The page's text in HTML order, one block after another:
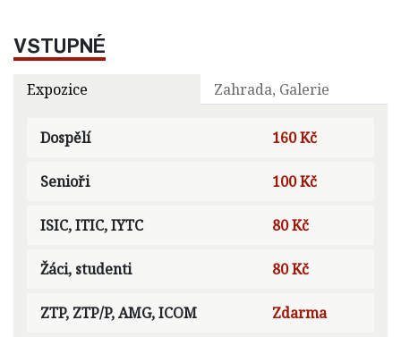
VSTUPNÉ
Expozice Zahrada, Galerie
Dospělí 160 Kč
Senioři 100 Kč
ISIC, ITIC, IYTC 80 Kč
Žáci, studenti 80 Kč
ZTP, ZTP/P, AMG, ICOM Zdarma